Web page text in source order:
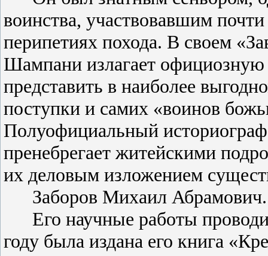
воинства, участвовавшим
перипетиях похода. В своем
Шампани излагает
представить в наиболее
поступки и самих «воинов
Полуофициальный
пренебрегает житейскими
их деловым изложением
Заборов Михаил Абрамович.
Его научные работы
году была издана его книга